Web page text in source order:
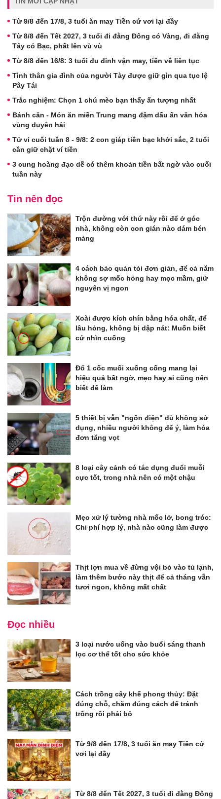
Từ 9/8 đến 17/8, 3 tuổi ăn may Tiền cứ vơi lại đầy
Từ 8/8 đến Tết 2027, 3 tuổi đi đằng Đông có Vàng, đi đằng
Tây có Bạc, phất lên vù vù
Từ 8/8 đến 16/8: 3 tuổi đu đỉnh vận may, tiền về liên tục
Tình thân gia đình của người Tày được giữ gìn qua tục lệ
Pây Tái
Trắc nghiệm: Chọn 1 chú mèo bạn thấy ấn tượng nhất
Bánh căn - Món ăn miền Trung mang đậm dấu ấn văn hóa
vùng duyên hải
Tử vi cuối tuần 8 - 9/8: 2 con giáp tiền bạc khởi sắc, 2 tuổi
cần giữ chặt ví tiền
3 cung hoàng đạo dễ có thêm khoản tiền bất ngờ vào cuối
tuần này
Tin nên đọc
Trộn đường với thứ này rồi để ở góc
nhà, không còn con gián nào dám bén
mảng
4 cách bảo quản tỏi đơn giản, để cả năm
không sợ mốc hỏng hay mọc mầm, giữ
nguyên vị ngon
Xoài được kích chín bằng hóa chất, để
lâu hỏng, không bị dập nát: Muốn biết
cứ nhìn cuống
Đổ 1 cốc muối xuống cống mang lại
hiệu quả bất ngờ, mẹo hay ai cũng nên
biết để làm
5 thiết bị vẫn "ngốn điện" dù không sử
dụng, nhiều người không để ý, làm hóa
đơn tăng vọt
8 loại cây cảnh có tác dụng đuổi muỗi
cực tốt, trong nhà nên có một chậu
Mẹo xử lý tường nhà mốc lở, bong tróc:
Chi phí hợp lý, nhà nào cũng làm được
Thịt lợn mua về đừng vội bỏ vào tủ lạnh,
làm thêm bước này thịt để cả tháng vẫn
tươi ngon, không mất chất
Đọc nhiều
3 loại nước uống vào buổi sáng thanh
lọc cơ thể tốt cho sức khỏe
Cách trồng cây khế phong thủy: Đặt
đúng chỗ, chăm đúng cách để tránh
trồng rồi phải bỏ
Từ 9/8 đến 17/8, 3 tuổi ăn may Tiền cứ
vơi lại đầy
Từ 8/8 đến Tết 2027, 3 tuổi đi đằng Đông